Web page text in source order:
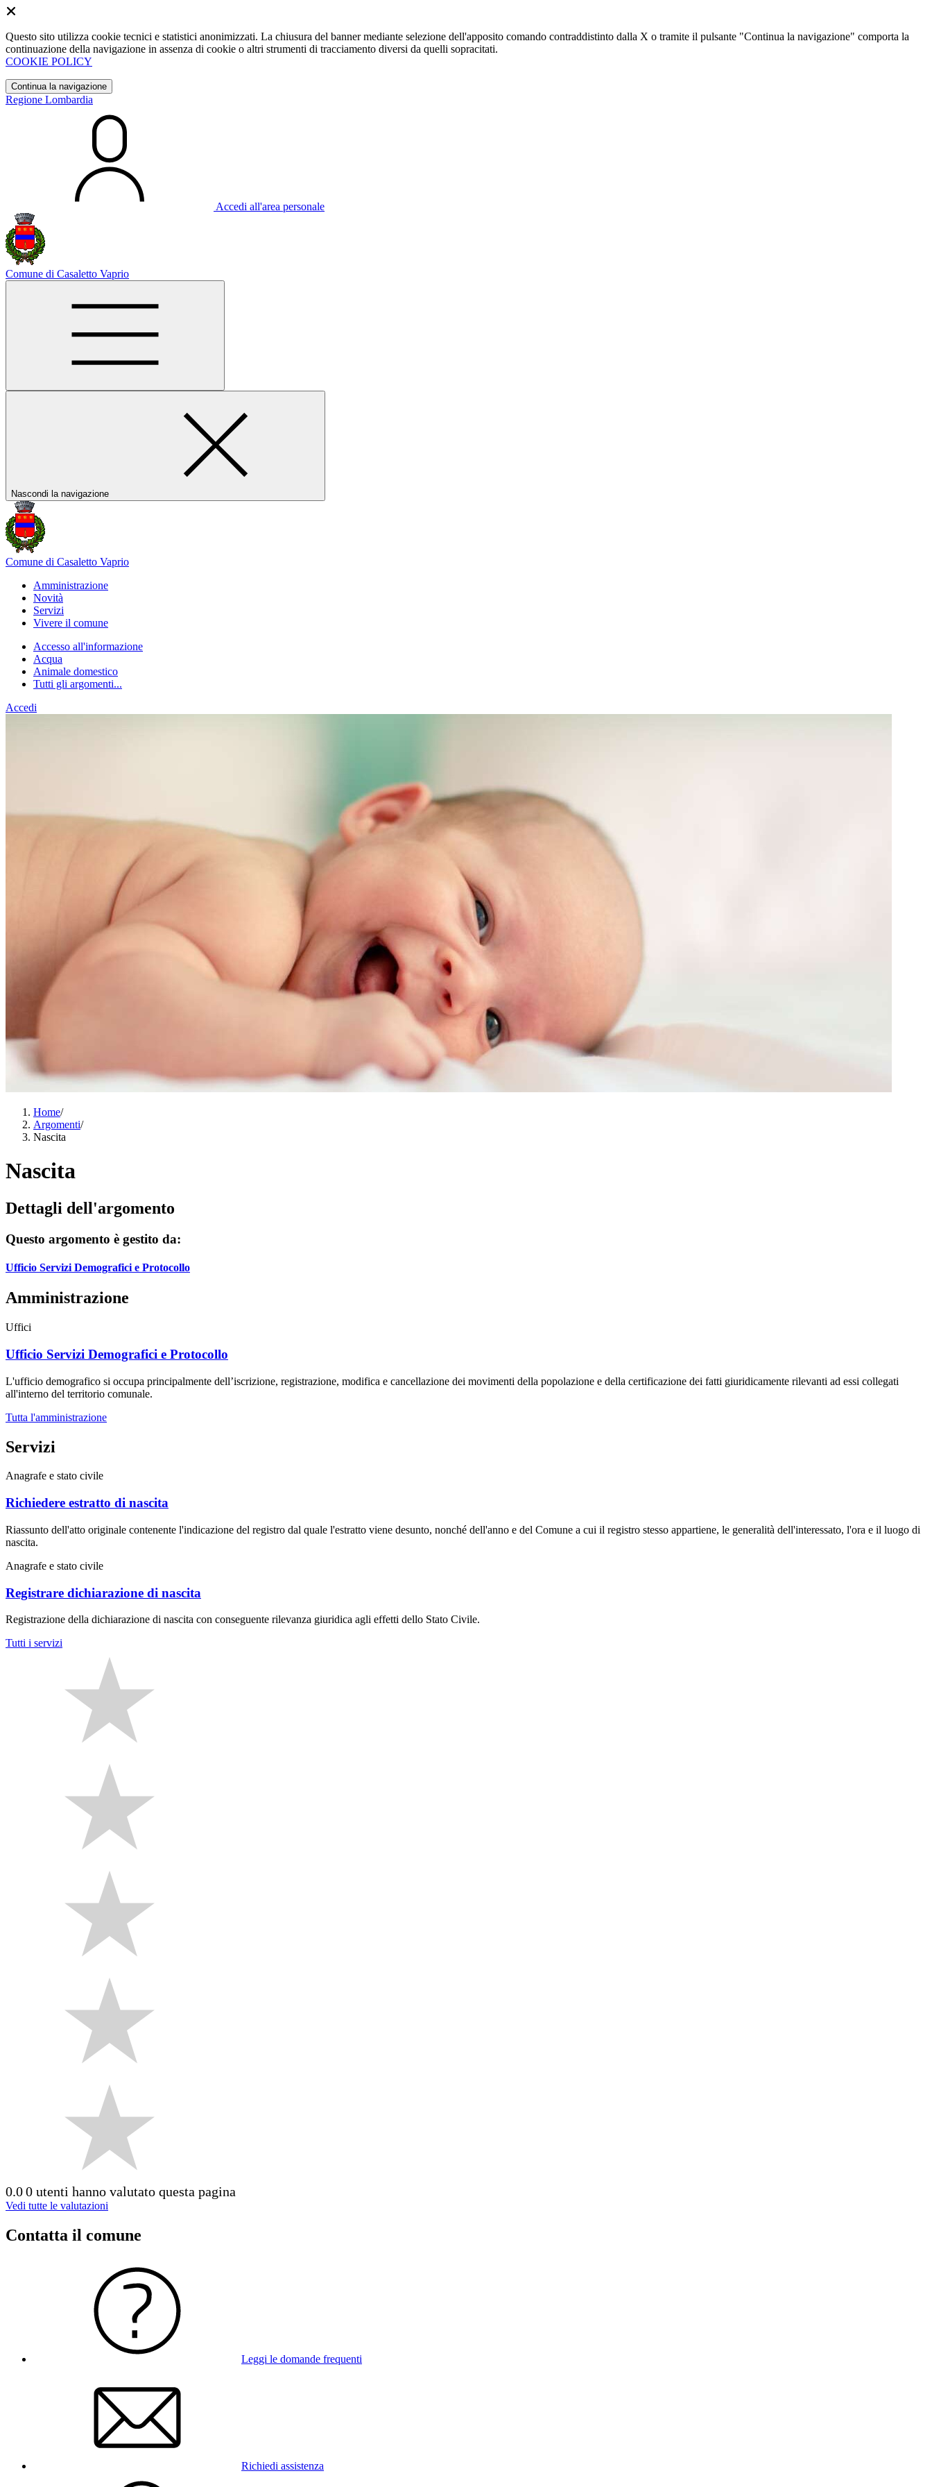
Questo sito utilizza cookie tecnici e statistici anonimizzati. La chiusura del banner mediante selezione dell'apposito comando contraddistinto dalla X o tramite il pulsante "Continua la navigazione" comporta la
continuazione della navigazione in assenza di cookie o altri strumenti di tracciamento diversi da quelli sopracitati.
COOKIE POLICY
Continua la navigazione
Regione Lombardia
Accedi all'area personale
Comune di Casaletto Vaprio
Nascondi la navigazione
Comune di Casaletto Vaprio
Amministrazione
Novità
Servizi
Vivere il comune
Accesso all'informazione
Acqua
Animale domestico
Tutti gli argomenti...
Accedi
Home/
Argomenti/
Nascita
Nascita
Dettagli dell'argomento
Questo argomento è gestito da:
Ufficio Servizi Demografici e Protocollo
Amministrazione
Uffici
Ufficio Servizi Demografici e Protocollo
L'ufficio demografico si occupa principalmente dell’iscrizione, registrazione, modifica e cancellazione dei movimenti della popolazione e della certificazione dei fatti giuridicamente rilevanti ad essi collegati
all'interno del territorio comunale.
Tutta l'amministrazione
Servizi
Anagrafe e stato civile
Richiedere estratto di nascita
Riassunto dell'atto originale contenente l'indicazione del registro dal quale l'estratto viene desunto, nonché dell'anno e del Comune a cui il registro stesso appartiene, le generalità dell'interessato, l'ora e il luogo di
nascita.
Anagrafe e stato civile
Registrare dichiarazione di nascita
Registrazione della dichiarazione di nascita con conseguente rilevanza giuridica agli effetti dello Stato Civile.
Tutti i servizi
0.00 utenti hanno valutato questa pagina
Vedi tutte le valutazioni
Contatta il comune
Leggi le domande frequenti
Richiedi assistenza